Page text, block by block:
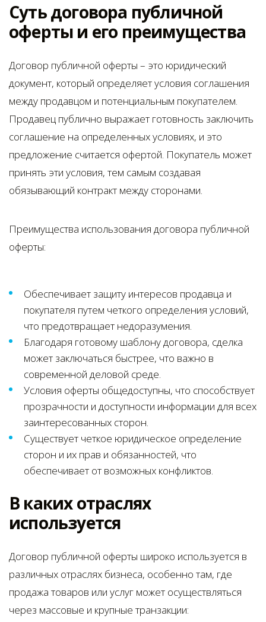
Суть договора публичной
оферты и его преимущества
Договор публичной оферты – это юридический
документ, который определяет условия соглашения
между продавцом и потенциальным покупателем.
Продавец публично выражает готовность заключить
соглашение на определенных условиях, и это
предложение считается офертой. Покупатель может
принять эти условия, тем самым создавая
обязывающий контракт между сторонами.
Преимущества использования договора публичной
оферты:
Обеспечивает защиту интересов продавца и
покупателя путем четкого определения условий,
что предотвращает недоразумения.
Благодаря готовому шаблону договора, сделка
может заключаться быстрее, что важно в
современной деловой среде.
Условия оферты общедоступны, что способствует
прозрачности и доступности информации для всех
заинтересованных сторон.
Существует четкое юридическое определение
сторон и их прав и обязанностей, что
обеспечивает от возможных конфликтов.
В каких отраслях
используется
Договор публичной оферты широко используется в
различных отраслях бизнеса, особенно там, где
продажа товаров или услуг может осуществляться
через массовые и крупные транзакции: